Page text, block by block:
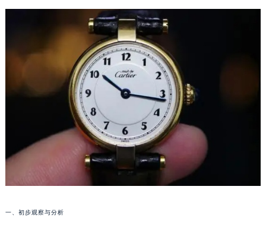
一、初步观察与分析